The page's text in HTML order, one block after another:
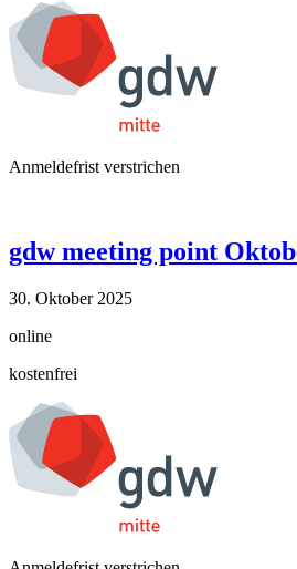
Anmeldefrist verstrichen
gdw meeting point
30. Oktober 2025
online
kostenfrei